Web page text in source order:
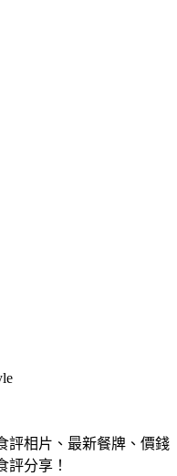
評相片、最新餐牌、價錢
評分享！